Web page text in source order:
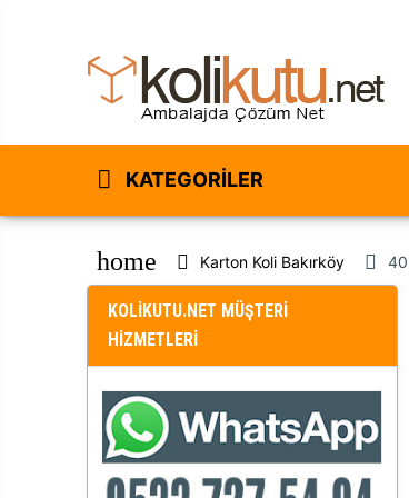
KATEGORILER
home Karton Koli Bakırköy
KOLİKUTU.NET MÜŞTERİ
HİZMETLERİ